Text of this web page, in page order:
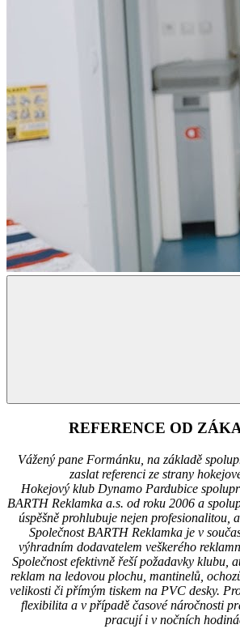
REFERENCE OD
Vážený pane Formánku, na základě
zaslat referenci ze strany
Hokejový klub Dynamo Pardubice
BARTH Reklamka a.s. od roku 2006 a
úspěšně prohlubuje nejen profesionalitou,
Společnost BARTH Reklamka je v
výhradním dodavatelem veškerého
Společnost efektivně řeší požadavky klubu,
reklam na ledovou plochu, mantinelů,
velikosti či přímým tiskem na PVC desky.
flexibilita a v případě časové náročnosti
pracují i v nočních